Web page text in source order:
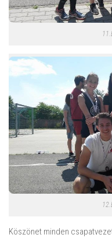
Köszönet minden